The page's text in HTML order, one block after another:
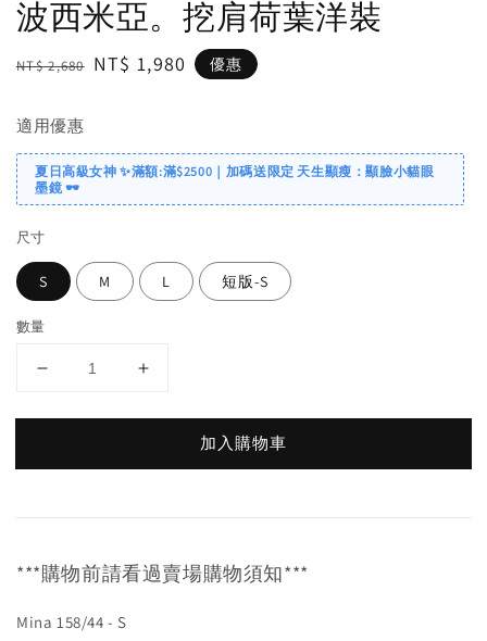
波西米亞。挖肩荷葉洋裝
Regular
NT$ 2,680 Sale
NT$ 1,980 優惠
適用優惠
夏日高級女神 ✨滿額:滿$2500｜加碼送限定 天生顯瘦：顯臉小貓眼
墨鏡 🕶️
尺寸
S M L 短版-S
數量
加入購物車
***購物前請看過賣場購物須知***
Mina 158/44 - S